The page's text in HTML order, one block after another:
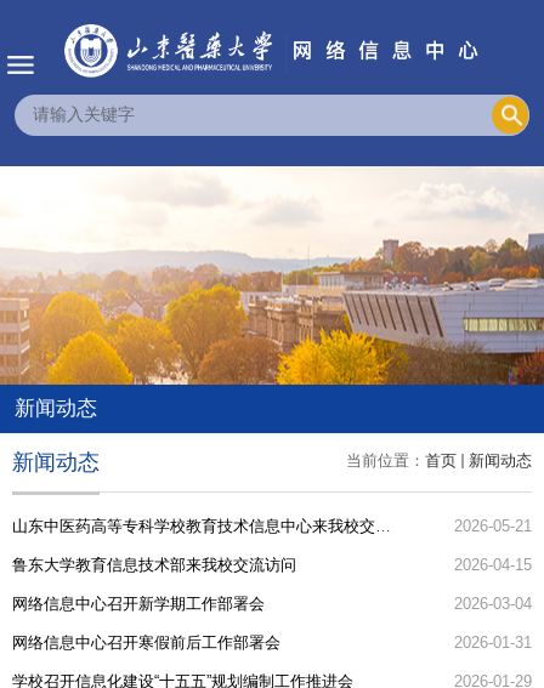
新闻动态
当前位置： 首页 新闻动态
新闻动态
2026-05-21
鲁东大学教育信息技术部来我校交流访问 2026-04-15
网络信息中心召开新学期工作部署会 2026-03-04
网络信息中心召开寒假前后工作部署会 2026-01-31
学校召开信息化建设“十五五”规划编制工作推进会 2026-01-29